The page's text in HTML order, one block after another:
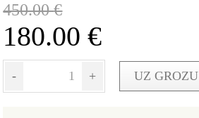
450.00€
180.00€
- + UZ GROZU